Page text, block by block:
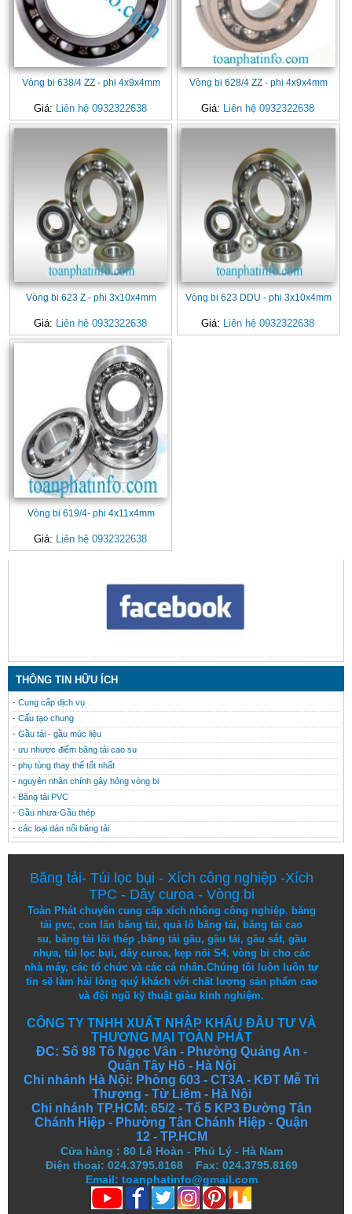
Vòng bi 638/4 ZZ - phi 4x9x4mm
Giá: Liên hệ 0932322638
Vòng bi 628/4 ZZ - phi 4x9x4mm
Giá: Liên hệ 0932322638
Vòng bi 623 Z - phi 3x10x4mm
Giá: Liên hệ 0932322638
Vòng bi 623 DDU - phi 3x10x4mm
Giá: Liên hệ 0932322638
Vòng bi 619/4- phi 4x11x4mm
Giá: Liên hệ 0932322638
THÔNG TIN HỮU ÍCH
- Cung cấp dịch vụ
- Cấu tạo chung
- Gầu tải - gầu múc liệu
- ưu nhược điểm băng tải cao su
- phụ tùng thay thế tốt nhất
- nguyên nhân chính gây hỏng vòng bi
- Băng tải PVC
- Gầu nhưa-Gầu thép
- các loại dán nối băng tải
Băng tải- Túi lọc bụi - Xích công nghiệp-Xích
TPC - Dây curoa- Vòng bi
Toàn Phát chuyên cung cấp xích nhông công nghiệp, băng
tải pvc,con lăn băng tải,quả lô băng tải, băng tải cao
su, băng tải lõi thép, băng tải gầu, gầu tải, gầu sắt, gầu
nhựa, túi lọc bụi, dây curoa, kẹp nối S4, vòng bi cho các
nhà máy, các tổ chức và các cá nhân.Chúng tôi luôn luôn tự
tin sẽ làm hài lòng quý khách với chất lượng sảnphẩm cao
vàđội ngũ kỹ thuậtgiàu kinh nghiệm.
CÔNG TY TNHH XUẤT NHẬP KHẨU ĐẦU TƯ VÀ
THƯƠNG MẠI TOÀN PHÁT
ĐC: Số 98 Tô Ngọc Vân - Phường Quảng An -
Quận Tây Hồ - Hà Nội
Chi nhánh Hà Nội: Phòng 603 - CT3A - KĐT Mễ Trì
Thượng - Từ Liêm - Hà Nội
Chi nhánh TP.HCM: 65/2 - Tổ 5 KP3 Đường Tân
Chánh Hiệp - Phường Tân Chánh Hiệp - Quận
12 - TP.HCM
Cửa hàng : 80 Lê Hoàn - Phủ Lý - Hà Nam
Điện thoại: 024.3795.8168 Fax: 024.3795.8169
Email: toanphatinfo@gmail.com